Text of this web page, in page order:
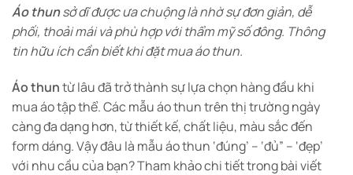
Áo thunsở dĩ được ưa chuộng là nhờ sự đơn giản, dễ
phối, thoải mái và phù hợp với thẩm mỹ số đông. Thông
tin hữu ích cần biết khi đặt mua áo thun.
Áo thuntừ lâu đã trở thành sự lựa chọn hàng đầu khi
mua áo tập thể. Các mẫu áo thun trên thị trường ngày
càng đa dạng hơn, từ thiết kế, chất liệu, màu sắc đến
form dáng. Vậy đâu là mẫu áo thun ‘đúng’ – ‘đủ” – ‘đẹp’
với nhu cầu của bạn? Tham khảo chi tiết trong bài viết